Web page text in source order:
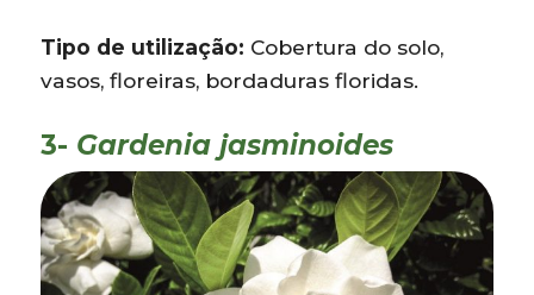
Tipo de utilização: Cobertura do solo,
vasos, floreiras, bordaduras floridas.
3- Gardenia jasminoides